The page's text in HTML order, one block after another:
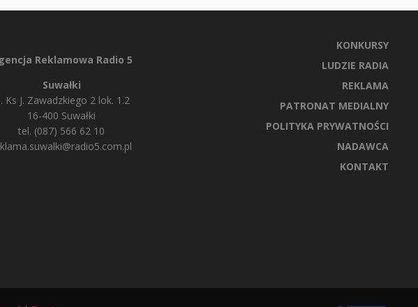
Reklamowa Radio 5
Suwałki
Ks J. Zawadzkiego 2 lok. 1.2
16-400 Suwałki
tel. (087) 566 62 10
KONKURSY
LUDZIE RADIA
REKLAMA
PATRONAT MEDIALNY
POLITYKA PRYWATNOŚCI
NADAWCA
KONTAKT